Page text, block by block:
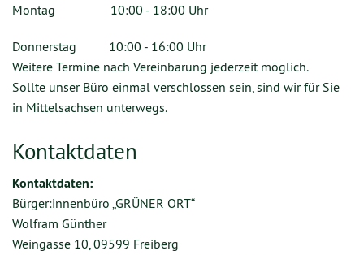
Montag 10:00 - 18:00 Uhr
Donnerstag 10:00 - 16:00 Uhr
Weitere Termine nach Vereinbarung jederzeit möglich.
Sollte unser Büro einmal verschlossen sein, sind wir für Sie
in Mittelsachsen unterwegs.
Kontaktdaten
Kontaktdaten:
Bürger:innenbüro „GRÜNER ORT“
Wolfram Günther
Weingasse 10, 09599 Freiberg